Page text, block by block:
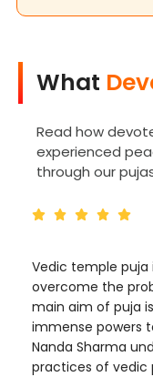
What
Read how
experienced
through our
Vedic temple puja
overcome the
main aim of puja
immense powers
Nanda Sharma
practices of vedic